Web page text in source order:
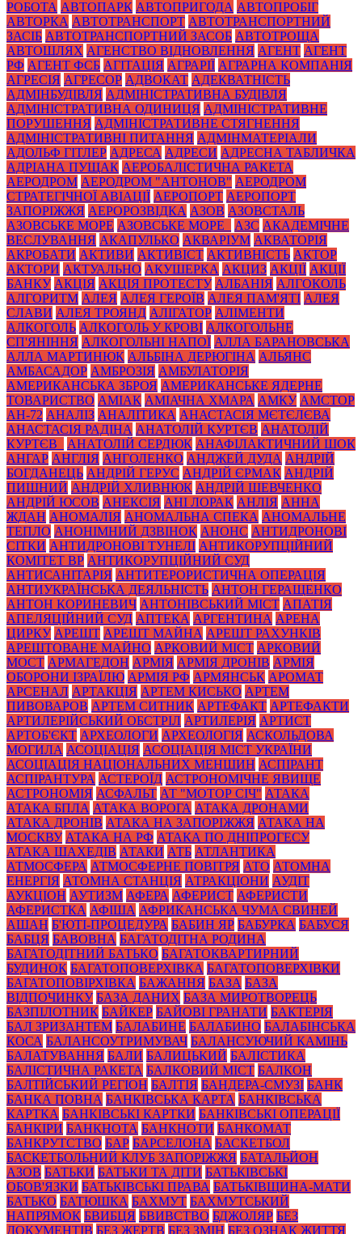
РОБОТА АВТОПАРК АВТОПРИГОДА АВТОПРОБІГ
АВТОРКА АВТОТРАНСПОРТ АВТОТРАНСПОРТНИЙ
ЗАСІБ АВТОТРАНСПОРТНИЙ ЗАСОБ АВТОТРОЩА
АВТОШЛЯХ АГЕНСТВО ВІДНОВЛЕННЯ АГЕНТ АГЕНТ
РФ АГЕНТ ФСБ АГІТАЦІЯ АГРАРІЇ АГРАРНА КОМПАНІЯ
АГРЕСІЯ АГРЕСОР АДВОКАТ АДЕКВАТНІСТЬ
АДМІНБУДІВЛЯ АДМІНІСТРАТИВНА БУДІВЛЯ
АДМІНІСТРАТИВНА ОДИНИЦЯ АДМІНІСТРАТИВНЕ
ПОРУШЕННЯ АДМІНІСТРАТИВНЕ СТЯГНЕННЯ
АДМІНІСТРАТИВНІ ПИТАННЯ АДМІНМАТЕРІАЛИ
АДОЛЬФ ГІТЛЕР АДРЕСА АДРЕСИ АДРЕСНА ТАБЛИЧКА
АДРІАНА ПУЩАК АЕРОБАЛІСТИЧНА РАКЕТА
АЕРОДРОМ АЕРОДРОМ "АНТОНОВ" АЕРОДРОМ
СТРАТЕГІЧНОЇ АВІАЦІЇ АЕРОПОРТ АЕРОПОРТ
ЗАПОРІЖЖЯ АЕРОРОЗВІДКА АЗОВ АЗОВСТАЛЬ
АЗОВСЬКЕ МОРЕ АЗОВСЬКЕ МОРЕ_ АЗС АКАДЕМІЧНЕ
ВЕСЛУВАННЯ АКАПУЛЬКО АКВАРІУМ АКВАТОРІЯ
АКРОБАТИ АКТИВИ АКТИВІСТ АКТИВНІСТЬ АКТОР
АКТОРИ АКТУАЛЬНО АКУШЕРКА АКЦИЗ АКЦІЇ АКЦІЇ
БАНКУ АКЦІЯ АКЦІЯ ПРОТЕСТУ АЛБАНІЯ АЛГОКОЛЬ
АЛГОРИТМ АЛЕЯ АЛЕЯ ГЕРОЇВ АЛЕЯ ПАМ'ЯТІ АЛЕЯ
СЛАВИ АЛЕЯ ТРОЯНД АЛІГАТОР АЛІМЕНТИ
АЛКОГОЛЬ АЛКОГОЛЬ У КРОВІ АЛКОГОЛЬНЕ
СП'ЯНІННЯ АЛКОГОЛЬНІ НАПОЇ АЛЛА БАРАНОВСЬКА
АЛЛА МАРТИНЮК АЛЬБІНА ДЕРЮГІНА АЛЬЯНС
АМБАСАДОР АМБРОЗІЯ АМБУЛАТОРІЯ
АМЕРИКАНСЬКА ЗБРОЯ АМЕРИКАНСЬКЕ ЯДЕРНЕ
ТОВАРИСТВО АМІАК АМІАЧНА ХМАРА АМКУ АМСТОР
АН-72 АНАЛІЗ АНАЛІТИКА АНАСТАСІЯ МЄТЄЛЄВА
АНАСТАСІЯ РАДІНА АНАТОЛІЙ КУРТЄВ АНАТОЛІЙ
КУРТЄВ_
АНАТОЛІЙ СЕРДЮК АНАФІЛАКТИЧНИЙ ШОК
АНГАР АНГЛІЯ АНГОЛЕНКО АНДЖЕЙ ДУДА АНДРІЙ
БОГДАНЕЦЬ АНДРІЙ ГЕРУС АНДРІЙ ЄРМАК АНДРІЙ
ПИШНИЙ АНДРІЙ ХЛИВНЮК АНДРІЙ ШЕВЧЕНКО
АНДРІЙ ЮСОВ АНЕКСІЯ АНІ ЛОРАК АНЛІЯ АННА
ЖДАН АНОМАЛІЯ АНОМАЛЬНА СПЕКА АНОМАЛЬНЕ
ТЕПЛО АНОНІМНИЙ ДЗВІНОК АНОНС АНТИДРОНОВІ
СІТКИ АНТИДРОНОВІ ТУНЕЛІ АНТИКОРУПЦІЙНИЙ
КОМІТЕТ ВР АНТИКОРУПЦІЙНИЙ СУД
АНТИСАНІТАРІЯ АНТИТЕРОРИСТИЧНА ОПЕРАЦІЯ
АНТИУКРАЇНСЬКА ДЕЯЛЬНІСТЬ АНТОН ГЕРАЩЕНКО
АНТОН КОРИНЕВИЧ АНТОНІВСЬКИЙ МІСТ АПАТІЯ
АПЕЛЯЦІЙНИЙ СУД АПТЕКА АРГЕНТИНА АРЕНА
ЦИРКУ АРЕШТ АРЕШТ МАЙНА АРЕШТ РАХУНКІВ
АРЕШТОВАНЕ МАЙНО АРКОВИЙ МІСТ АРКОВИЙ
МОСТ АРМАГЕДОН АРМІЯ АРМІЯ ДРОНІВ АРМІЯ
ОБОРОНИ ІЗРАЇЛЮ АРМІЯ РФ АРМЯНСЬК АРОМАТ
АРСЕНАЛ АРТАКЦІЯ АРТЕМ КИСЬКО АРТЕМ
ПИВОВАРОВ АРТЕМ СИТНИК АРТЕФАКТ АРТЕФАКТИ
АРТИЛЕРІЙСЬКИЙ ОБСТРІЛ АРТИЛЕРІЯ АРТИСТ
АРТОБ'ЄКТ АРХЕОЛОГИ АРХЕОЛОГІЯ АСКОЛЬДОВА
МОГИЛА АСОЦІАЦІЯ АСОЦІАЦІЯ МІСТ УКРАЇНИ
АСОЦІАЦІЯ НАЦІОНАЛЬНИХ МЕНШИН АСПІРАНТ
АСПІРАНТУРА АСТЕРОЇД АСТРОНОМІЧНЕ ЯВИЩЕ
АСТРОНОМІЯ АСФАЛЬТ АТ "МОТОР СІЧ" АТАКА
АТАКА БПЛА АТАКА ВОРОГА АТАКА ДРОНАМИ
АТАКА ДРОНІВ АТАКА НА ЗАПОРІЖЖЯ АТАКА НА
МОСКВУ АТАКА НА РФ АТАКА ПО ДНІПРОГЕСУ
АТАКА ШАХЕДІВ АТАКИ АТБ АТЛАНТИКА
АТМОСФЕРА АТМОСФЕРНЕ ПОВІТРЯ АТО АТОМНА
ЕНЕРГІЯ АТОМНА СТАНЦІЯ АТРАКЦІОНИ АУДІТ
АУКЦІОН АУТИЗМ АФЕРА АФЕРИСТ АФЕРИСТИ
АФЕРИСТКА АФІША АФРИКАНСЬКА ЧУМА СВИНЕЙ
АШАН Б'ЮТІ-ПРОЦЕДУРА БАБИН ЯР БАБУРКА БАБУСЯ
БАБЦЯ БАВОВНА БАГАТОДІТНА РОДИНА
БАГАТОДІТНИЙ БАТЬКО БАГАТОКВАРТИРНИЙ
БУДИНОК БАГАТОПОВЕРХІВКА БАГАТОПОВЕРХІВКИ
БАГАТОПОВІРХІВКА БАЖАННЯ БАЗА БАЗА
ВІДПОЧИНКУ БАЗА ДАНИХ БАЗА МИРОТВОРЕЦЬ
БАЗПІЛОТНИК БАЙКЕР БАЙОВІ ГРАНАТИ БАКТЕРІЯ
БАЛ ЗРИЗАНТЕМ БАЛАБИНЕ БАЛАБИНО БАЛАБІНСЬКА
КОСА БАЛАНСОУТРИМУВАЧ БАЛАНСУЮЧИЙ КАМІНЬ
БАЛАТУВАННЯ БАЛИ БАЛИЦЬКИЙ БАЛІСТИКА
БАЛІСТИЧНА РАКЕТА БАЛКОВИЙ МІСТ БАЛКОН
БАЛТІЙСЬКИЙ РЕГІОН БАЛТІЯ БАНДЕРА-СМУЗІ БАНК
БАНКА ПОВНА БАНКІВСЬКА КАРТА БАНКІВСЬКА
КАРТКА БАНКІВСЬКІ КАРТКИ БАНКІВСЬКІ ОПЕРАЦІЇ
БАНКІРИ БАНКНОТА БАНКНОТИ БАНКОМАТ
БАНКРУТСТВО БАР БАРСЕЛОНА БАСКЕТБОЛ
БАСКЕТБОЛЬНИЙ КЛУБ ЗАПОРІЖЖЯ БАТАЛЬЙОН
АЗОВ БАТЬКИ БАТЬКИ ТА ДІТИ БАТЬКІВСЬКІ
ОБОВ'ЯЗКИ БАТЬКІВСЬКІ ПРАВА БАТЬКІВЩИНА-МАТИ
БАТЬКО БАТЮШКА БАХМУТ БАХМУТСЬКИЙ
НАПРЯМОК БВИБЦЯ БВИВСТВО БДЖОЛЯР БЕЗ
ДОКУМЕНТІВ БЕЗ ЖЕРТВ БЕЗ ЗМІН БЕЗ ОЗНАК ЖИТТЯ